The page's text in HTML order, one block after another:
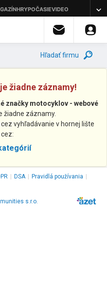
Hľadať firmu
žiadne záznamy!
značky motocyklov - webové
žiadne záznamy.
vyhľadávanie v hornej lište
DSA Pravidlá používania
s.r.o.